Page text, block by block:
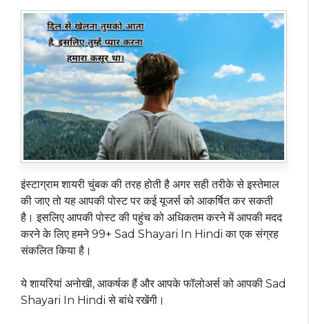
इंस्टाग्राम शायरी चुंबक की तरह होती है अगर सही तरीके से इस्तेमाल
की जाए तो यह आपकी पोस्ट पर कई यूजर्स को आकर्षित कर सकती
है। इसलिए आपकी पोस्ट की पहुंच को अधिकतम करने में आपकी मदद
करने के लिए हमने 99+ Sad Shayari In Hindi का एक संग्रह
संकलित किया है।
ये शायरियां अनोखी, आकर्षक हैं और आपके फॉलोअर्स को आपकी Sad
Shayari In Hindi से बांधे रखेंगी।